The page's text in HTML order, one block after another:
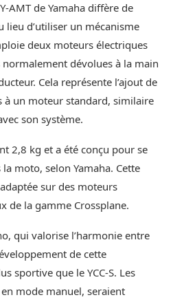
AMT de Yamaha diffère de
lieu d’utiliser un mécanisme
deux moteurs électriques
dévolues à la main
Cela représente l’ajout de
à un moteur standard, similaire
son système.
2,8 kg et a été conçu pour se
moto, selon Yamaha. Cette
sur des moteurs
de la gamme Crossplane.
qui valorise l’harmonie entre
de cette
sportive que le YCC-S. Les
mode manuel, seraient